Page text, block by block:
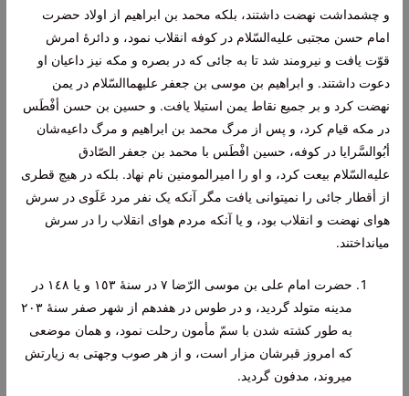
و چشمداشت‌ نهضت‌ داشتند، بلکه‌ محمد بن‌ ابراهيم‌ از اولاد حضرت‌
امام‌ حسن‌ مجتبی عليه‌السّلام در کوفه‌ انقلاب‌ نمود، و دائرۀ امرش‌
قوّت‌ يافت‌ و نيرومند شد تا به‌ جائی که‌ در بصره‌ و مکه‌ نيز داعيان‌ او
دعوت‌ داشتند. و ابراهيم‌ بن‌ موسی بن‌ جعفر عليهما‌السّلام در يمن‌
نهضت‌ کرد و بر جميع‌ نقاط‌ يمن‌ استيلا يافت‌. و حسين‌ بن‌ حسن أفْطَس‌
در مکه‌ قيام‌ کرد، و پس‌ از مرگ‌ محمد بن‌ ابراهيم‌ و مرگ‌ داعيه‌شان‌
أبُوالسَّرايا در کوفه‌، حسين‌ افْطَس‌ با محمد بن‌ جعفر الصّادق‌
عليه‌السّلام بيعت‌ کرد، و او را اميرالمومنين‌ نام‌ نهاد. بلکه‌ در هيچ‌ قطری
از أقطار جائی را نمیتوانی يافت‌ مگر آنکه‌ يک‌ نفر مرد عَلَوی در سرش‌
هوای نهضت‌ و انقلاب‌ بود، و يا آنکه‌ مردم‌ هوای انقلاب‌ را در سرش‌
میانداختند.
حضرت‌ امام‌ علی بن‌ موسی الرّضا ٧ در سنۀ ١٥٣ و يا ١٤٨ در
مدينه‌ متولد گرديد، و در طوس‌ در هفدهم‌ از شهر صفر سنۀ ٢٠٣
به‌ طور کشته‌ شدن‌ با سمّ مأمون‌ رحلت‌ نمود، و همان‌ موضعی
که‌ امروز قبرشان‌ مزار است‌، و از هر صوب‌ وجهتی به‌ زيارتش‌
میروند، مدفون‌ گرديد.